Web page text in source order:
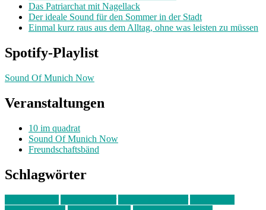
Das Patriarchat mit Nagellack
Der ideale Sound für den Sommer in der Stadt
Einmal kurz raus aus dem Alltag, ohne was leisten zu müssen
Spotify-Playlist
Sound Of Munich Now
Veranstaltungen
10 im quadrat
Sound Of Munich Now
Freundschaftsbänd
Schlagwörter